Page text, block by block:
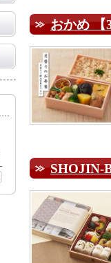
おかめ 【
SHOJIN-